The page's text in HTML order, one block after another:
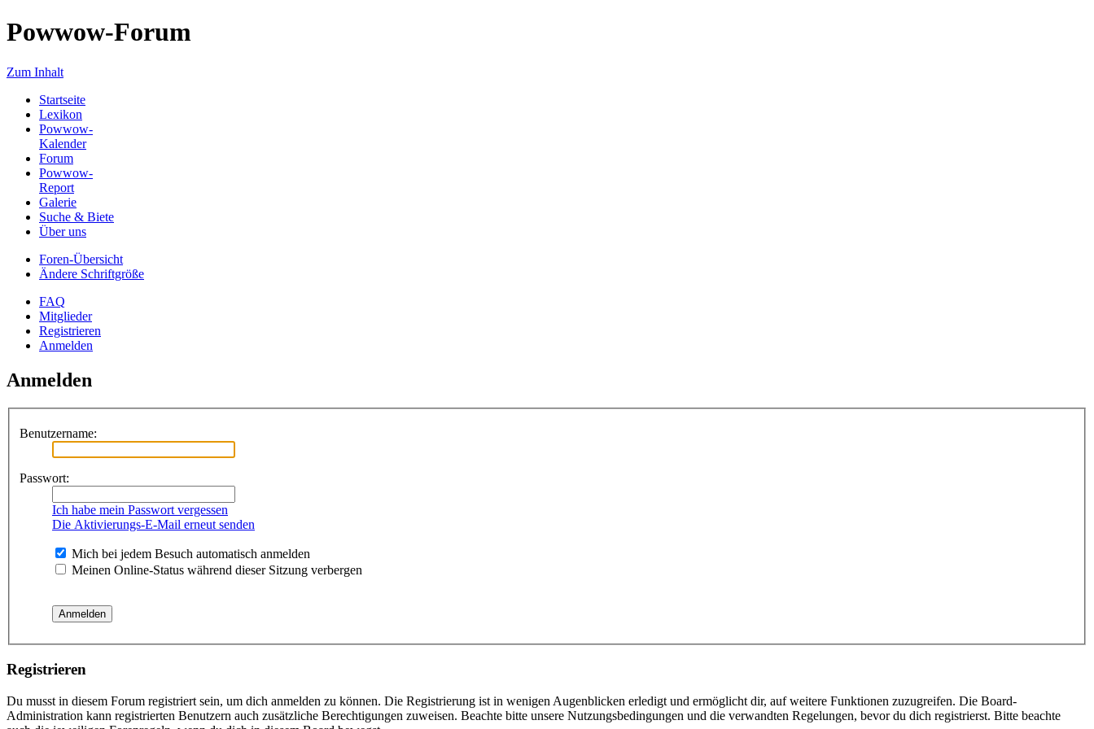
Powwow-Forum
Zum Inhalt
Startseite
Lexikon
Powwow-
Kalender
Forum
Powwow-
Report
Galerie
Suche & Biete
Über uns
Foren-Übersicht
Ändere Schriftgröße
FAQ
Mitglieder
Registrieren
Anmelden
Anmelden
Benutzername:
Passwort:
Ich habe mein Passwort vergessen
Die Aktivierungs-E-Mail erneut senden
Mich bei jedem Besuch automatisch anmelden
Meinen Online-Status während dieser Sitzung verbergen
Registrieren
Du musst in diesem Forum registriert sein, um dich anmelden zu können. Die Registrierung ist in wenigen Augenblicken erledigt und ermöglicht dir, auf weitere Funktionen zuzugreifen. Die Board-
Administration kann registrierten Benutzern auch zusätzliche Berechtigungen zuweisen. Beachte bitte unsere Nutzungsbedingungen und die verwandten Regelungen, bevor du dich registrierst. Bitte beachte